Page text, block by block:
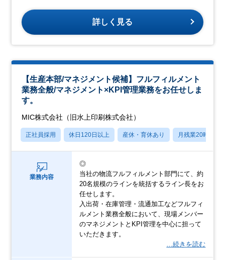
詳しく見る
【生産本部/マネジメント候補】フルフィルメント
業務全般/マネジメント×KPI管理業務をお任せしま
す。
MIC株式会社（旧水上印刷株式会社）
正社員採用 休日120日以上 産休・育休あり 月残業20時間以
業務内容
◎
当社の物流フルフィルメント部門にて、約
20名規模のラインを統括するライン長をお
任せします。
入出荷・在庫管理・流通加工などフルフィ
ルメント業務全般において、現場メンバー
のマネジメントとKPI管理を中心に担って
いただきます。
…続きを読む